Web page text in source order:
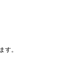
す。